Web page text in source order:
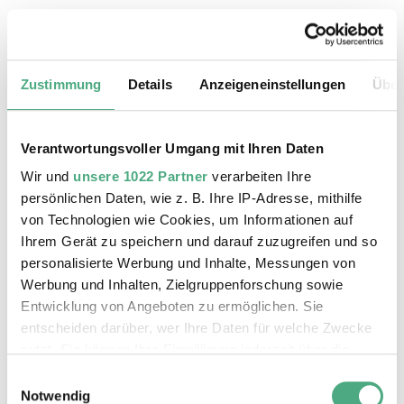
Zustimmung Details Anzeigeneinstellungen
Verantwortungsvoller Umgang mit Ihren Daten
Wir und unsere 1022 Partner verarbeiten Ihre
persönlichen Daten, wie z. B. Ihre IP-Adresse, mithilfe
von Technologien wie Cookies, um Informationen auf
Ihrem Gerät zu speichern und darauf zuzugreifen und so
personalisierte Werbung und Inhalte, Messungen von
Werbung und Inhalten, Zielgruppenforschung sowie
Entwicklung von Angeboten zu ermöglichen. Sie
entscheiden darüber, wer Ihre Daten für welche Zwecke
Trigger Symbol ändern oder widerrufen
Notwendig
ÖFFENTLICHE FÜHRUNG
Der Erzschrägaufzug der Völklinger Hütte mit
Copyright: Weltkulturerbe Völklinger Hütte | Karl
©
Das Weltkulturerbe Völklinger Hütte